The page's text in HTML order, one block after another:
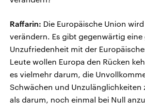
Raffarin: Die Europäische Union
verändern. Es gibt gegenwärtig eine
Unzufriedenheit mit der
Leute wollen Europa den Rücken
es vielmehr darum, die
Schwächen und Unzulänglichkeiten
als darum, noch einmal bei Null